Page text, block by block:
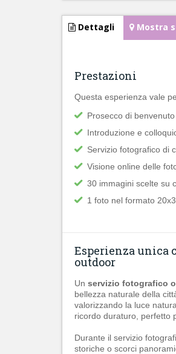
Dettagli Mostra
Prestazioni
Questa esperienza vale
Prosecco di benvenuto
Introduzione e
Servizio fotografico di
Visione online delle
30 immagini scelte su
1 foto nel formato
Esperienza unica
outdoor
Un servizio fotografico
bellezza naturale della
valorizzando la luce
ricordo duraturo, perfetto
Durante il servizio
storiche o scorci